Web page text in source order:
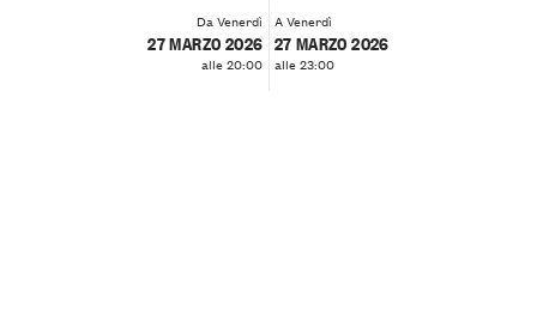
Da Venerdì
27 MARZO 2026
alle 20:00
A Venerdì
27 MARZO 2026
alle 23:00